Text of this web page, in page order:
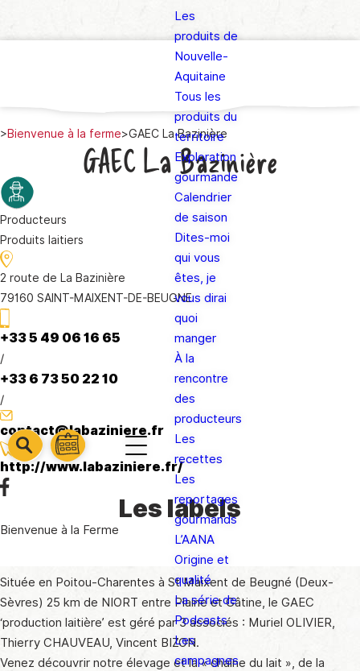
1
barre
2
barre
Les
produits de
Nouvelle-
Aquitaine
Tous les
produits du
territoire
Exploration
gourmande
Calendrier
de saison
Dites-moi
qui vous
êtes, je
vous dirai
quoi
manger
À la
rencontre
des
producteurs
Les
recettes
Les
reportages
gourmands
L’AANA
Origine et
qualité
La série de
Podcasts
Les
campagnes
>Bienvenue à la ferme>GAEC La Bazinière
GAEC La Bazinière
Producteurs
Produits laitiers
2 route de La Bazinière
79160 SAINT-MAIXENT-DE-BEUGNE
+33 5 49 06 16 65
/
+33 6 73 50 22 10
/
contact@labaziniere.fr
http://www.labaziniere.fr/
Les labels
Bienvenue à la Ferme
Située en Poitou-Charentes à St Maixent de Beugné (Deux-
Sèvres) 25 km de NIORT entre Plaine et Gâtine, le GAEC
‘production laitière’ est géré par 3 associés : Muriel OLIVIER,
Thierry CHAUVEAU, Vincent BIZON.
Venez découvrir notre élevage et la « chaîne du lait », de la